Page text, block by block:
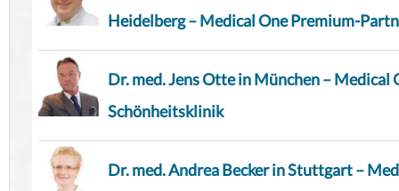
Heidelberg – Medical One Premium-
Dr. med. Jens Otte in München – Medical
Schönheitsklinik
Dr. med. Andrea Becker in Stuttgart –